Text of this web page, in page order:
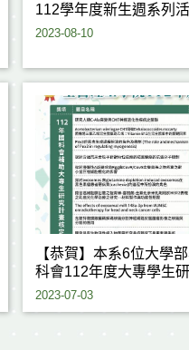
112學年度新生週系列
2023-08-10
【恭賀】本系6位大學
科會112年度大專學生研
2023-07-03